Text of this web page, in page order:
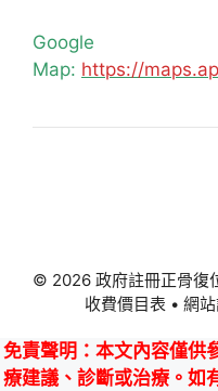
Google
Map: https://
© 2026 政府註冊正骨復
收費價目表 • 網
免責聲明 ：本文內容僅供
療建議、診斷或治療。如